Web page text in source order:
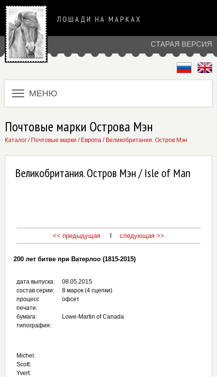
СТАРАЯ ВЕРСИЯ
ЛОШАДИ НА МАРКАХ
МЕНЮ
Почтовые марки Острова Мэн
Каталог / Почтовые марки / Европа / Великобритания. Остров Мэн
Великобритания. Остров Мэн / Isle of Man
<< предыдущая следующая >>
200 лет битве при Ватерлоо (1815-2015)
дата выпуска:
состав серии:
процесс
печати:
бумага:
типография:
08.05.2015
8 марок (4 сцепки)
офсет
Lowe-Martin of Canada
Michel:
Scott:
Yvert: